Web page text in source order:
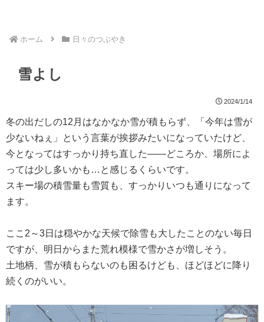
ホーム 日々のつぶやき
雪よし
2024/1/14
冬の出だしの12月はなかなか雪が積もらず、「今年は雪が
少ないねぇ」という言葉が挨拶みたいになっていたけど、
今となってはすっかり持ち直した――どころか、場所によ
っては少し多いかも…と感じるくらいです。
スキー場の積雪量も雪質も、すっかりいつも通りになって
ます。
ここ2～3日は穏やかな天候で除雪も大したことのない毎日
ですが、明日からまた荒れ模様で雪かさが増しそう。
土地柄、雪が積もらないのも困るけども、ほどほどに降り
続くのがいい。